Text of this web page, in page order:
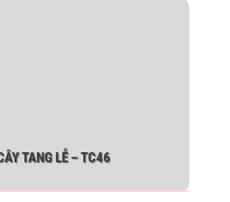
TANG LỄ – TC46